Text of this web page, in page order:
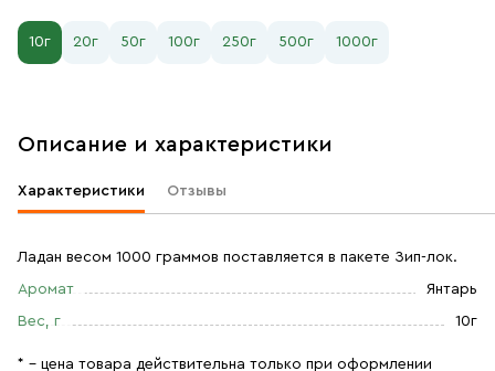
10г 20г 50г 100г 250г 500г 1000г
Описание и характеристики
Характеристики Отзывы
Ладан весом 1000 граммов поставляется в пакете Зип-лок.
Аромат Янтарь
Вес, г 10г
* – цена товара действительна только при оформлении